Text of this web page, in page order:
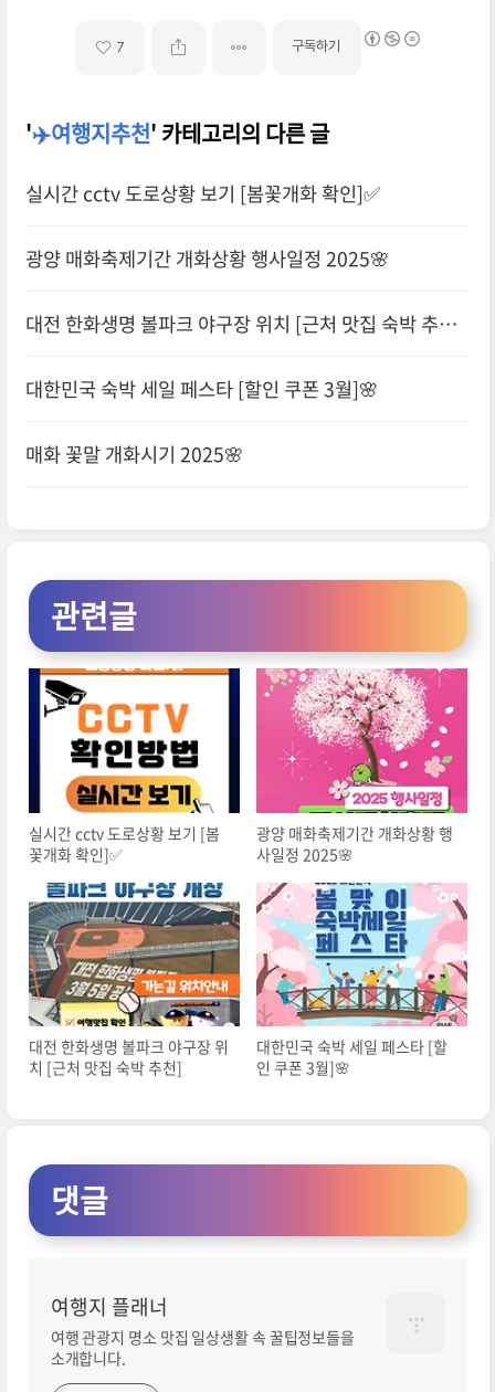
7 구독하기
'✈️여행지추천' 카테고리의 다른 글
실시간 cctv 도로상황 보기 [봄꽃개화 확인]✅
광양 매화축제기간 개화상황 행사일정 2025🌸
대전 한화생명 볼파크 야구장 위치 [근처 맛집 숙박 추천]
대한민국 숙박 세일 페스타 [할인 쿠폰 3월]🌸
매화 꽃말 개화시기 2025🌸
관련글
실시간 cctv 도로상황 보기 [봄
꽃개화 확인]✅
광양 매화축제기간 개화상황 행
사일정 2025🌸
대전 한화생명 볼파크 야구장 위
치 [근처 맛집 숙박 추천]
대한민국 숙박 세일 페스타 [할
인 쿠폰 3월]🌸
댓글
여행지 플래너
여행 관광지 명소 맛집 일상생활 속 꿀팁정보들을
소개합니다.